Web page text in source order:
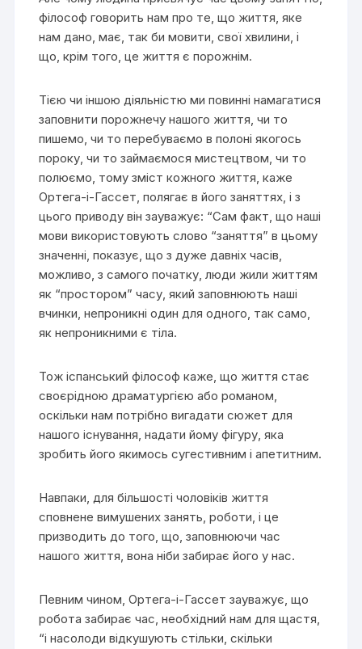
філософ говорить нам про те, що життя, яке
нам дано, має, так би мовити, свої хвилини, і
що, крім того, це життя є порожнім.
Тією чи іншою діяльністю ми повинні намагатися
заповнити порожнечу нашого життя, чи то
пишемо, чи то перебуваємо в полоні якогось
пороку, чи то займаємося мистецтвом, чи то
полюємо, тому зміст кожного життя, каже
Ортега-і-Гассет, полягає в його заняттях, і з
цього приводу він зауважує: “Сам факт, що наші
мови використовують слово “заняття” в цьому
значенні, показує, що з дуже давніх часів,
можливо, з самого початку, люди жили життям
як “простором” часу, який заповнюють наші
вчинки, непроникні один для одного, так само,
як непроникними є тіла.
Тож іспанський філософ каже, що життя стає
своєрідною драматургією або романом,
оскільки нам потрібно вигадати сюжет для
нашого існування, надати йому фігуру, яка
зробить його якимось сугестивним і апетитним.
Навпаки, для більшості чоловіків життя
сповнене вимушених занять, роботи, і це
призводить до того, що, заповнюючи час
нашого життя, вона ніби забирає його у нас.
Певним чином, Ортега-і-Гассет зауважує, що
робота забирає час, необхідний нам для щастя,
“і насолоди відкушують стільки, скільки